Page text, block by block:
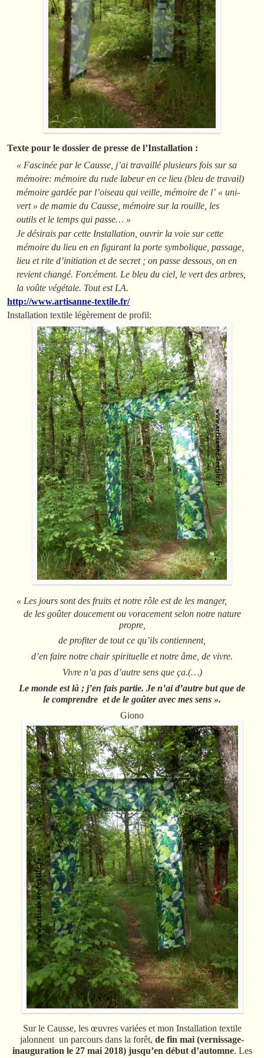
Texte pour le dossier de presse de l’Installation :
« Fascinée par le Causse, j’ai travaillé plusieurs fois sur sa
mémoire: mémoire du rude labeur en ce lieu (bleu de travail)
mémoire gardée par l’oiseau qui veille, mémoire de l’ « uni-
vert » de mamie du Causse, mémoire sur la rouille, les
outils et le temps qui passe… »
Je désirais par cette Installation, ouvrir la voie sur cette
mémoire du lieu en en figurant la porte symbolique, passage,
lieu et rite d’initiation et de secret ; on passe dessous, on en
revient changé. Forcément. Le bleu du ciel, le vert des arbres,
la voûte végétale. Tout est LA.
http://www.artisanne-textile.fr/
Installation textile légèrement de profil:
« Les jours sont des fruits et notre rôle est de les manger,
de les goûter doucement ou voracement selon notre nature
propre,
de profiter de tout ce qu’ils contiennent,
d’en faire notre chair spirituelle et notre âme, de vivre.
Vivre n’a pas d’autre sens que ça.(…)
Le monde est là ; j’en fais partie. Je n’ai d’autre but que de
le comprendre et de le goûter avec mes sens ».
Giono
Sur le Causse, les œuvres variées et mon Installation textile
jalonnent un parcours dans la forêt, de fin mai (vernissage-
inauguration le 27 mai 2018) jusqu’en début d’automne. Les